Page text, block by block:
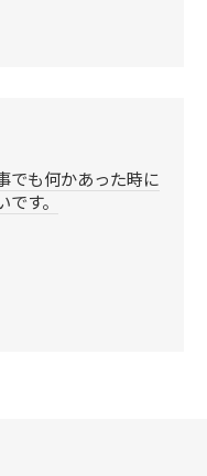
でも何かあった時に
す。